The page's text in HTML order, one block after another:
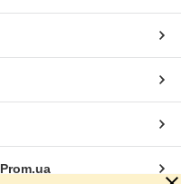
Prom.ua